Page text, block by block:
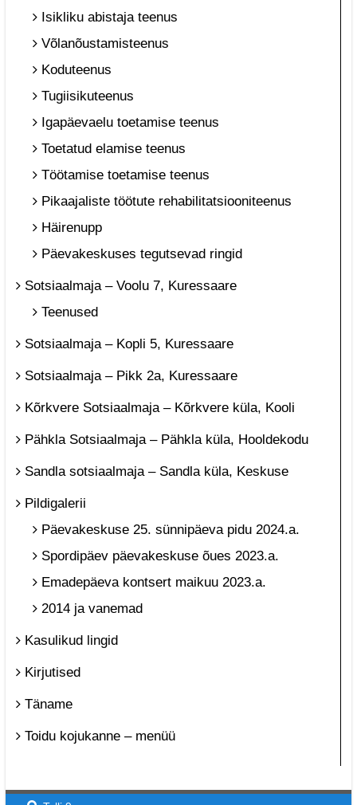
Isikliku abistaja teenus
Võlanõustamisteenus
Koduteenus
Tugiisikuteenus
Igapäevaelu toetamise teenus
Toetatud elamise teenus
Töötamise toetamise teenus
Pikaajaliste töötute rehabilitatsiooniteenus
Häirenupp
Päevakeskuses tegutsevad ringid
Sotsiaalmaja – Voolu 7, Kuressaare
Teenused
Sotsiaalmaja – Kopli 5, Kuressaare
Sotsiaalmaja – Pikk 2a, Kuressaare
Kõrkvere Sotsiaalmaja – Kõrkvere küla, Kooli
Pähkla Sotsiaalmaja – Pähkla küla, Hooldekodu
Sandla sotsiaalmaja – Sandla küla, Keskuse
Pildigalerii
Päevakeskuse 25. sünnipäeva pidu 2024.a.
Spordipäev päevakeskuse õues 2023.a.
Emadepäeva kontsert maikuu 2023.a.
2014 ja vanemad
Kasulikud lingid
Kirjutised
Täname
Toidu kojukanne – menüü